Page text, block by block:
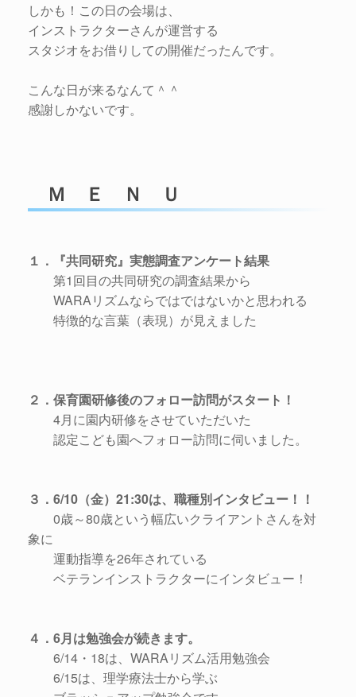
しかも！この日の会場は、
インストラクターさんが運営する
スタジオをお借りしての開催だったんです。
こんな日が来るなんて＾＾
感謝しかないです。
Ｍ Ｅ Ｎ Ｕ
１．『共同研究』実態調査アンケート結果
第1回目の共同研究の調査結果から
WARAリズムならではではないかと思われる
特徴的な言葉（表現）が見えました
２．保育園研修後のフォロー訪問がスタート！
4月に園内研修をさせていただいた
認定こども園へフォロー訪問に伺いました。
３．6/10（金）21:30は、職種別インタビュー！！
0歳～80歳という幅広いクライアントさんを対
象に
運動指導を26年されている
ベテランインストラクターにインタビュー！
４．6月は勉強会が続きます。
6/14・18は、WARAリズム活用勉強会
6/15は、理学療法士から学ぶ